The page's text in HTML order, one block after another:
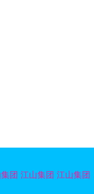
团 江山集团 江山集团